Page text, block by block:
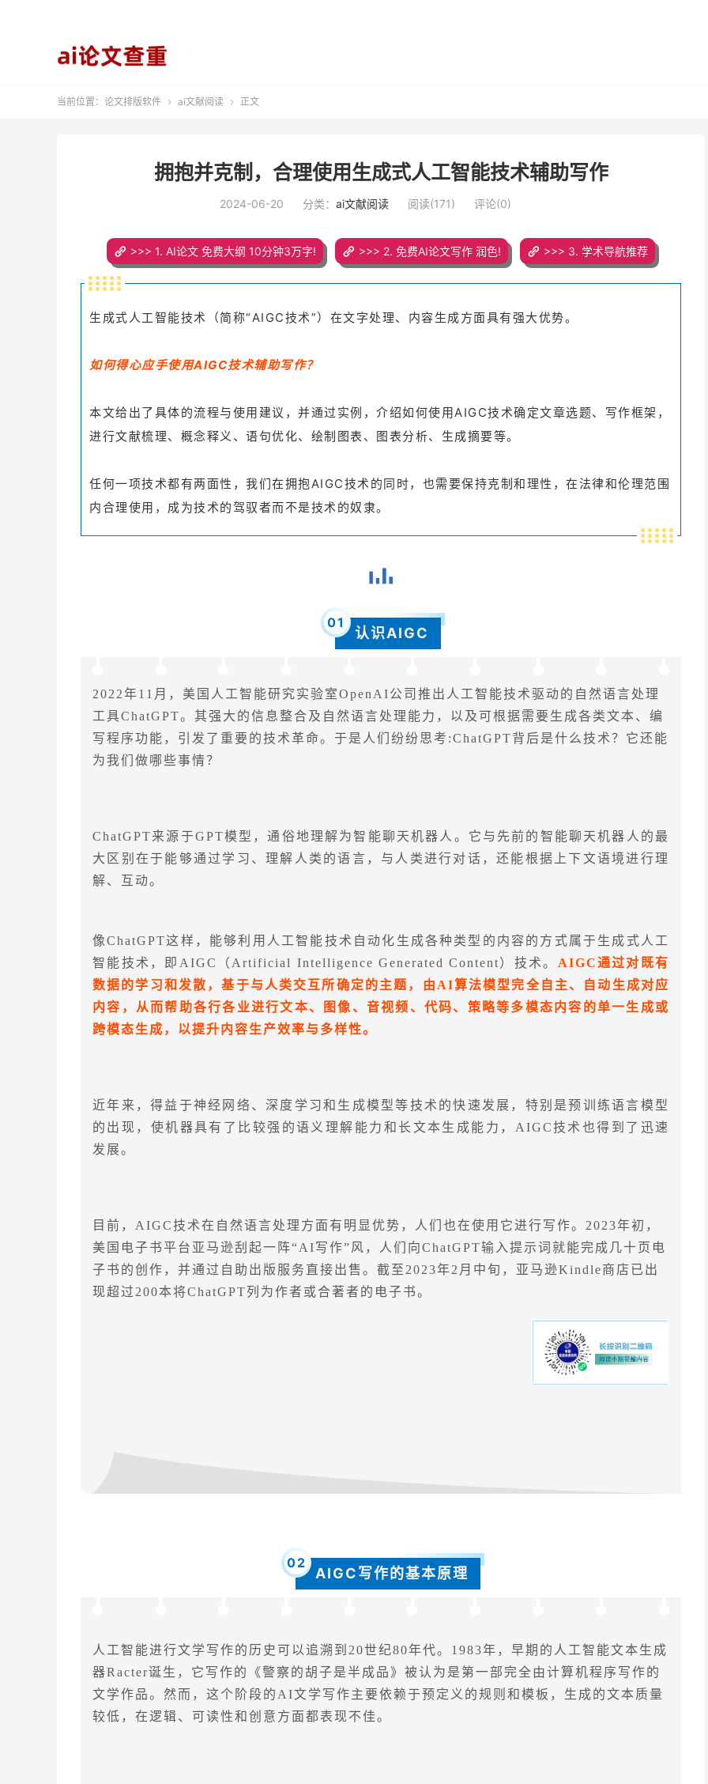
当前位置： 论文排版软件  ai文献阅读  正文
拥抱并克制，合理使用生成式人工智能技术辅助写作
2024-06-20 分类： ai文献阅读 阅读(171) 评论(0)
>>> 1. AI论文 免费大纲 10分钟3万字! >>> 2. 免费AI论文写作 润色! >>> 3. 学术导航推荐
生成式人工智能技术（简称“AIGC技术”）在文字处理、内容生成方面具有强大优势。
如何得心应手使用AIGC技术辅助写作？
本文给出了具体的流程与使用建议，并通过实例，介绍如何使用AIGC技术确定文章选题、写作框架，
进行文献梳理、概念释义、语句优化、绘制图表、图表分析、生成摘要等。
任何一项技术都有两面性，我们在拥抱AIGC技术的同时，也需要保持克制和理性，在法律和伦理范围
内合理使用，成为技术的驾驭者而不是技术的奴隶。
01
认识AIGC
2022年11月，美国人工智能研究实验室OpenAI公司推出人工智能技术驱动的自然语言处理
工具ChatGPT。其强大的信息整合及自然语言处理能力，以及可根据需要生成各类文本、编
写程序功能，引发了重要的技术革命。于是人们纷纷思考:ChatGPT背后是什么技术？它还能
为我们做哪些事情？
ChatGPT来源于GPT模型，通俗地理解为智能聊天机器人。它与先前的智能聊天机器人的最
大区别在于能够通过学习、理解人类的语言，与人类进行对话，还能根据上下文语境进行理
解、互动。
像ChatGPT这样，能够利用人工智能技术自动化生成各种类型的内容的方式属于生成式人工
智能技术，即AIGC（Artificial Intelligence Generated Content）技术。 AIGC通过对既有
数据的学习和发散，基于与人类交互所确定的主题，由AI算法模型完全自主、自动生成对应
内容，从而帮助各行各业进行文本、图像、音视频、代码、策略等多模态内容的单一生成或
跨模态生成，以提升内容生产效率与多样性。
近年来，得益于神经网络、深度学习和生成模型等技术的快速发展，特别是预训练语言模型
的出现，使机器具有了比较强的语义理解能力和长文本生成能力，AIGC技术也得到了迅速
发展。
目前，AIGC技术在自然语言处理方面有明显优势，人们也在使用它进行写作。2023年初，
美国电子书平台亚马逊刮起一阵“AI写作”风，人们向ChatGPT输入提示词就能完成几十页电
子书的创作，并通过自助出版服务直接出售。截至2023年2月中旬，亚马逊Kindle商店已出
现超过200本将ChatGPT列为作者或合著者的电子书。
02
AIGC写作的基本原理
人工智能进行文学写作的历史可以追溯到20世纪80年代。1983年，早期的人工智能文本生成
器Racter诞生，它写作的《警察的胡子是半成品》被认为是第一部完全由计算机程序写作的
文学作品。然而，这个阶段的AI文学写作主要依赖于预定义的规则和模板，生成的文本质量
较低，在逻辑、可读性和创意方面都表现不佳。